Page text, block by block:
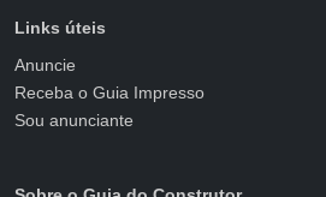
Links úteis
Anuncie
Receba o Guia Impresso
Sou anunciante